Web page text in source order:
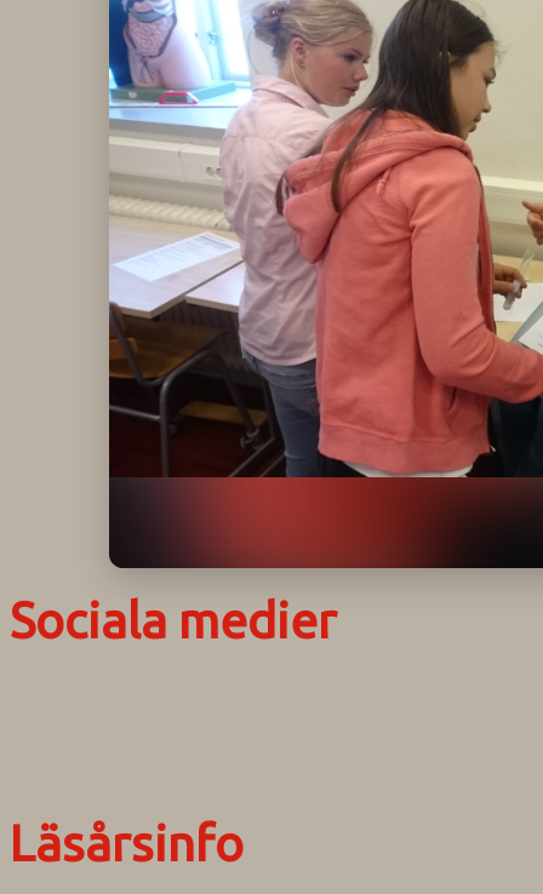
Klagomålspolicy
Klassföräldramöte
Klassutflykter
Konsekvenstrappa
Kyrkobesök
Lektionsanalys
Läromedelspolicy
Läxor på
Gripsholmsskolan
Nationella prov,
rutiner
NPF-certifirering 1
NPF certifiering 2
Ordningsregler åk
7-9
Policy om prövning
Skada under
skoltid
Trivselregler
Specialundervisning
Utvecklingssamtal
Sociala medier
Läsårsinfo